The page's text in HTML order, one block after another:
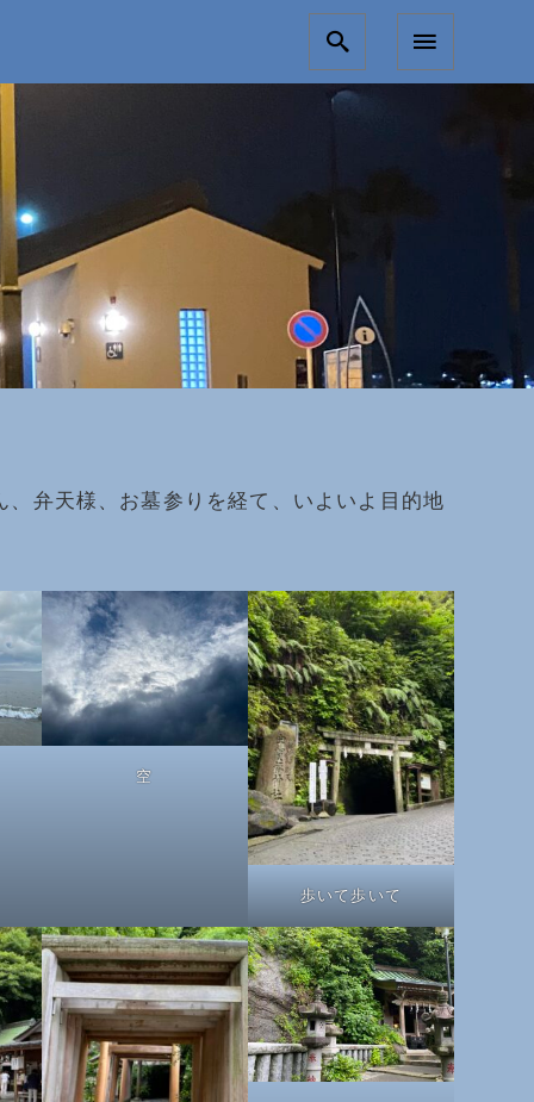
弁天様、お墓参りを経て、いよいよ目的地
空
歩いて歩いて